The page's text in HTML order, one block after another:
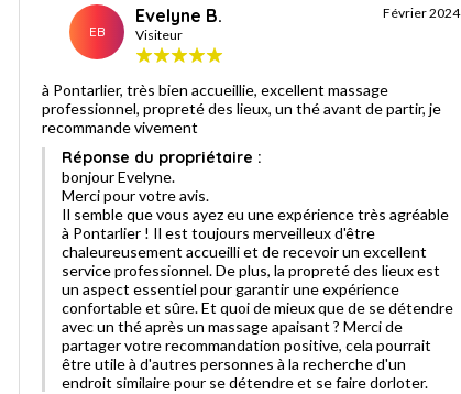
EB
Evelyne B.
Visiteur
Février 2024
à Pontarlier, très bien accueillie, excellent massage
professionnel, propreté des lieux, un thé avant de partir, je
recommande vivement
Réponse du propriétaire :
bonjour Evelyne.
Merci pour votre avis.
Il semble que vous ayez eu une expérience très agréable
à Pontarlier ! Il est toujours merveilleux d'être
chaleureusement accueilli et de recevoir un excellent
service professionnel. De plus, la propreté des lieux est
un aspect essentiel pour garantir une expérience
confortable et sûre. Et quoi de mieux que de se détendre
avec un thé après un massage apaisant ? Merci de
partager votre recommandation positive, cela pourrait
être utile à d'autres personnes à la recherche d'un
endroit similaire pour se détendre et se faire dorloter.